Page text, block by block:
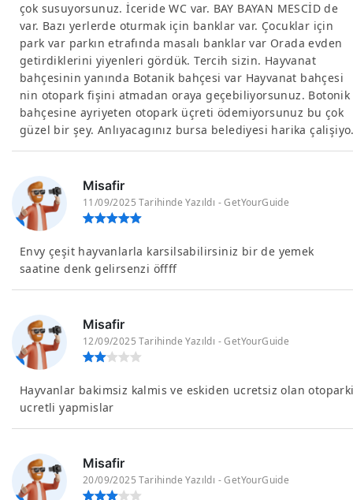
çok susuyorsunuz. İceride WC var. BAY BAYAN MESCİD de
var. Bazı yerlerde oturmak için banklar var. Çocuklar için
park var parkın etrafında masalı banklar var Orada evden
getirdiklerini yiyenleri gördük. Tercih sizin. Hayvanat
bahçesinin yanında Botanik bahçesi var Hayvanat bahçesi
nin otopark fişini atmadan oraya geçebiliyorsunuz. Botonik
bahçesine ayriyeten otopark üçreti ödemiyorsunuz bu çok
güzel bir şey. Anlıyacagınız bursa belediyesi harika
Misafir
11/09/2025 Tarihinde Yazıldı - GetYourGuide
Envy çeşit hayvanlarla karsilsabilirsiniz bir de yemek
saatine denk gelirsenzi öffff
Misafir
12/09/2025 Tarihinde Yazıldı - GetYourGuide
Hayvanlar bakimsiz kalmis ve eskiden ucretsiz olan
ucretli yapmislar
Misafir
20/09/2025 Tarihinde Yazıldı - GetYourGuide